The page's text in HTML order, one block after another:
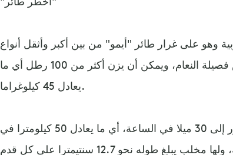
وهو على غرار طائر "أيمو" من بين أكبر وأثقل أنواع
الطيور في العالم، وكلاهما ينتميان لنفس فصيلة النعام، ويمكن أن يزن أكثر من 100 رطل أي ما
يعادل 45 كيلوغراما.
ويمكن أن تبلغ سرعة هذا النوع من الطيور إلى 30 ميلا في الساعة، أي ما يعادل 50 كيلومترا في